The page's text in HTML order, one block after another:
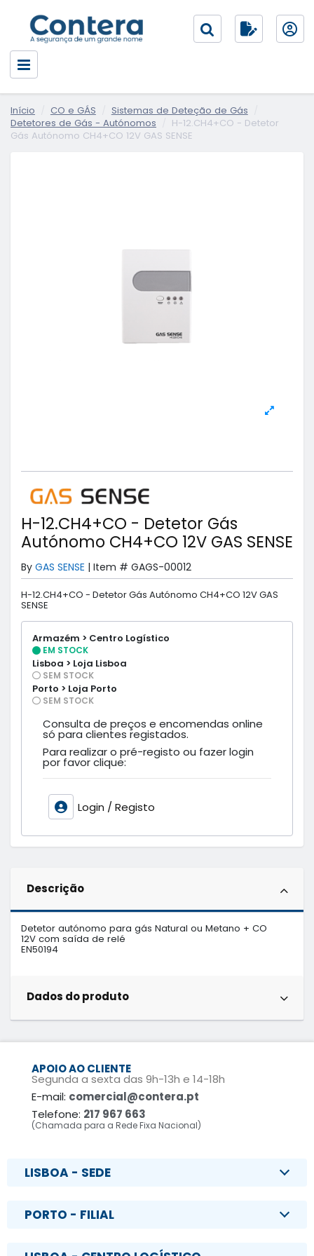
Início CO e GÁS
Sistemas de Deteção de Gás
Detetores de Gás - Autónomos
H-12.CH4+CO - Detetor
Gás Autónomo CH4+CO 12V GAS SENSE
H-12.CH4+CO - Detetor Gás
Autónomo CH4+CO 12V GAS SENSE
By GAS SENSE | Item # GAGS-00012
H-12.CH4+CO - Detetor Gás Autónomo CH4+CO 12V GAS
SENSE
Armazém > Centro Logístico
EM STOCK
Lisboa > Loja Lisboa
SEM STOCK
Porto > Loja Porto
SEM STOCK
Consulta de preços e encomendas online
só para clientes registados.
Para realizar o pré-registo ou fazer login
por favor clique:
Login / Registo
Descrição
Detetor autónomo para gás Natural ou Metano + CO
12V com saída de relé
EN50194
Dados do produto
APOIO AO CLIENTE
Segunda a sexta das 9h-13h e 14-18h
E-mail: comercial@contera.pt
Telefone: 217 967 663
(Chamada para a Rede Fixa Nacional)
LISBOA - SEDE
PORTO - FILIAL